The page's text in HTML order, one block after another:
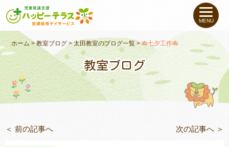
私たちについて
未就学のお子さま（０〜６才）
小学生〜高校生のお子さま
支援事例
MENU
ホーム >教室ブログ>太田教室のブログ一覧>🎋七夕工作🎋
教室ブログ
＜ 前の記事へ 次の記事へ ＞